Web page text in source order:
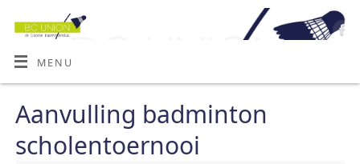
MENU
Aanvulling badminton
scholentoernooi